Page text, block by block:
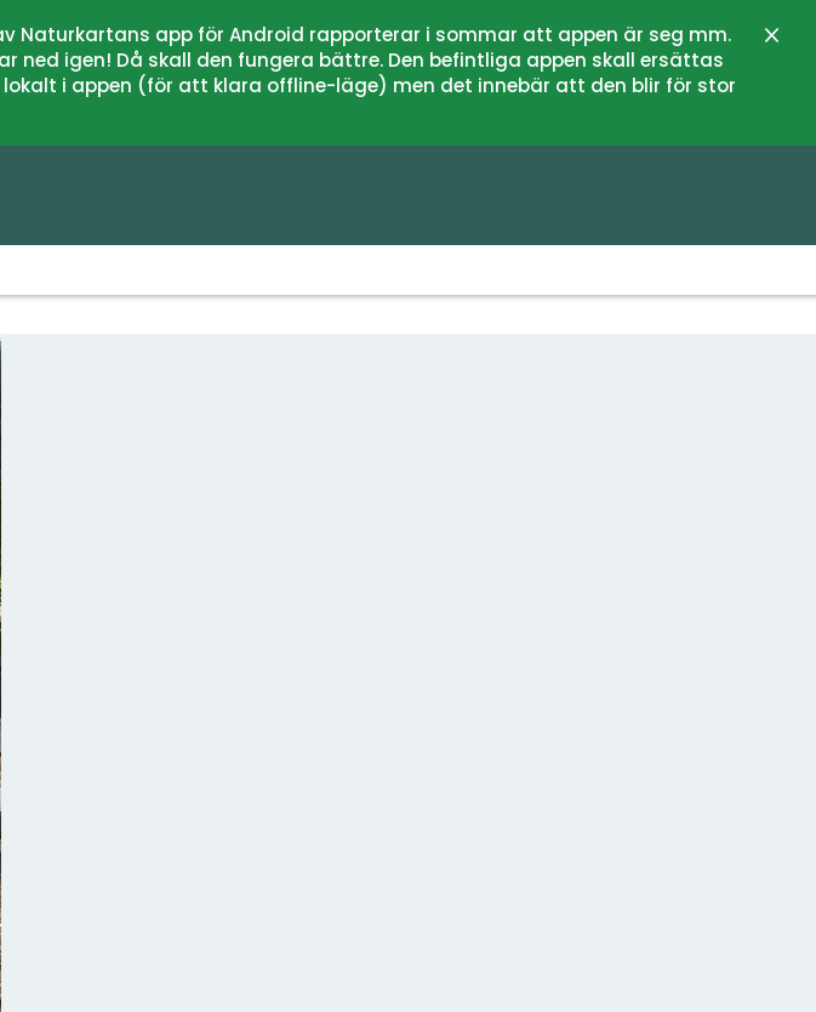
Naturkartans app för Android rapporterar i sommar att appen är seg mm.
igen! Då skall den fungera bättre. Den befintliga appen skall ersättas
i appen (för att klara offline-läge) men det innebär att den blir för stor